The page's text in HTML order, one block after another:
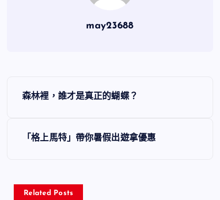
may23688
文森林裡，誰才是真正的蝴蝶？
「格上馬特」帶你暑假出遊拿優惠
Related Posts